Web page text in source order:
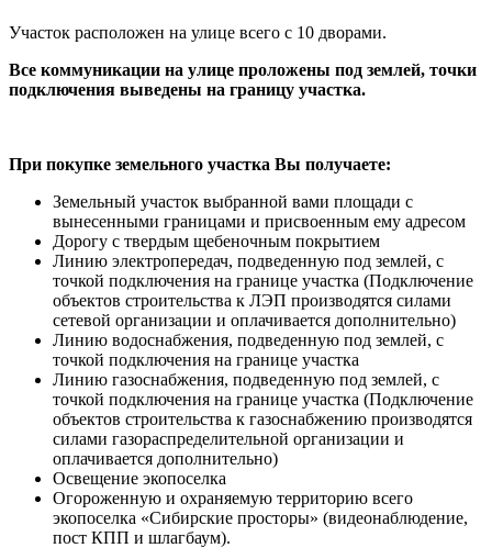
Участок расположен на улице всего с 10 дворами.
Все коммуникации на улице проложены под землей, точки
подключения выведены на границу участка.
При покупке земельного участка Вы получаете:
Земельный участок выбранной вами площади с
вынесенными границами и присвоенным ему адресом
Дорогу с твердым щебеночным покрытием
Линию электропередач, подведенную под землей, с
точкой подключения на границе участка (Подключение
объектов строительства к ЛЭП производятся силами
сетевой организации и оплачивается дополнительно)
Линию водоснабжения, подведенную под землей, с
точкой подключения на границе участка
Линию газоснабжения, подведенную под землей, с
точкой подключения на границе участка (Подключение
объектов строительства к газоснабжению производятся
силами газораспределительной организации и
оплачивается дополнительно)
Освещение экопоселка
Огороженную и охраняемую территорию всего
экопоселка «Сибирские просторы» (видеонаблюдение,
пост КПП и шлагбаум).